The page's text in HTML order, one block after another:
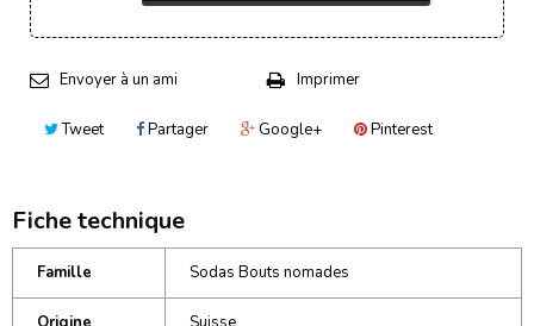
Envoyer à un ami Imprimer
Tweet Partager Google+ Pinterest
Fiche technique
Famille Sodas Bouts nomades